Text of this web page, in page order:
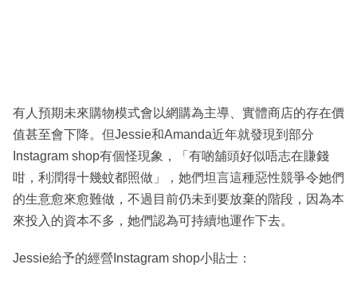
有人預期未來購物模式會以網購為主導、實體商店的存在價
值甚至會下降。但Jessie和Amanda近年就發現到部分
Instagram shop有個怪現象，「有啲舖頭好似唔志在賺錢
咁，利潤得十幾蚊都照做」，她們坦言這種惡性競爭令她們
的生意愈來愈難做，不過目前仍未到要放棄的階段，因為本
來投入的資本不多，她們認為可持續地運作下去。
Jessie給予的經營Instagram shop小貼士：